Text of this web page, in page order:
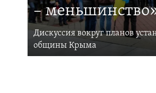
–
Дискуссия вокруг планов
общины Крыма